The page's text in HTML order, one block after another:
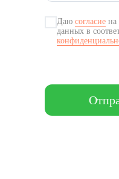
Даю согласие на
данных в